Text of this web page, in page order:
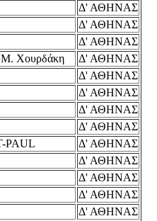
Δ' ΑΘΗΝΑΣ
Δ' ΑΘΗΝΑΣ
Δ' ΑΘΗΝΑΣ
Μ. Χουρδάκη
Δ' ΑΘΗΝΑΣ
Δ' ΑΘΗΝΑΣ
Δ' ΑΘΗΝΑΣ
Δ' ΑΘΗΝΑΣ
Δ' ΑΘΗΝΑΣ
PAUL
Δ' ΑΘΗΝΑΣ
Δ' ΑΘΗΝΑΣ
Δ' ΑΘΗΝΑΣ
Δ' ΑΘΗΝΑΣ
Δ' ΑΘΗΝΑΣ